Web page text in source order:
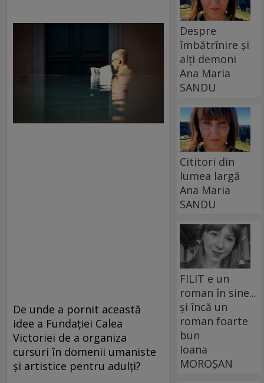
De unde a pornit această
idee a Fundației Calea
Victoriei de a organiza
cursuri în domenii umaniste
și artistice pentru adulți?
Despre
îmbătrînire și
alți demoni
Ana Maria
SANDU
Cititori din
lumea largă
Ana Maria
SANDU
FILIT e un
roman în sine...
și încă un
roman foarte
bun
Ioana
MOROȘAN